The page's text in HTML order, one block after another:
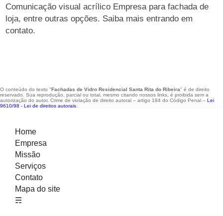
Comunicação visual acrílico Empresa para fachada de
loja, entre outras opções. Saiba mais entrando em
contato.
O conteúdo do texto "Fachadas de Vidro Residencial Santa Rita do Ribeira" é de direito
reservado. Sua reprodução, parcial ou total, mesmo citando nossos links, é proibida sem a
autorização do autor. Crime de violação de direito autoral – artigo 184 do Código Penal – Lei
9610/98 - Lei de direitos autorais
Home
Empresa
Missão
Serviços
Contato
Mapa do site
☴